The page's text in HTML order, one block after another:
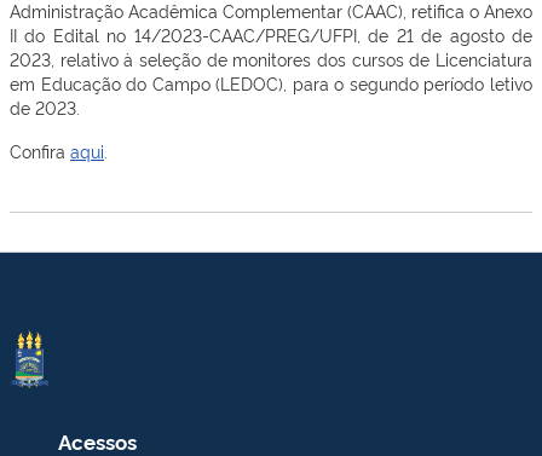
Administração Acadêmica Complementar (CAAC), retifica o Anexo
II do Edital no 14/2023-CAAC/PREG/UFPI, de 21 de agosto de
2023, relativo à seleção de monitores dos cursos de Licenciatura
em Educação do Campo (LEDOC), para o segundo período letivo
de 2023.
Confira aqui
Acessos